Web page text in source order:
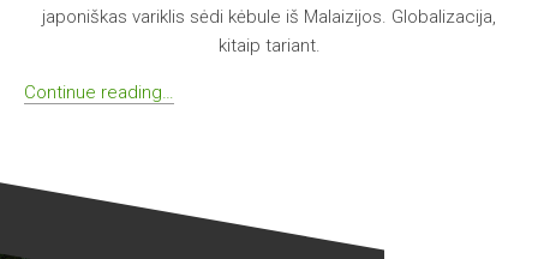
japoniškas variklis sėdi kėbule iš Malaizijos. Globalizacija,
kitaip tariant.
Continue reading…